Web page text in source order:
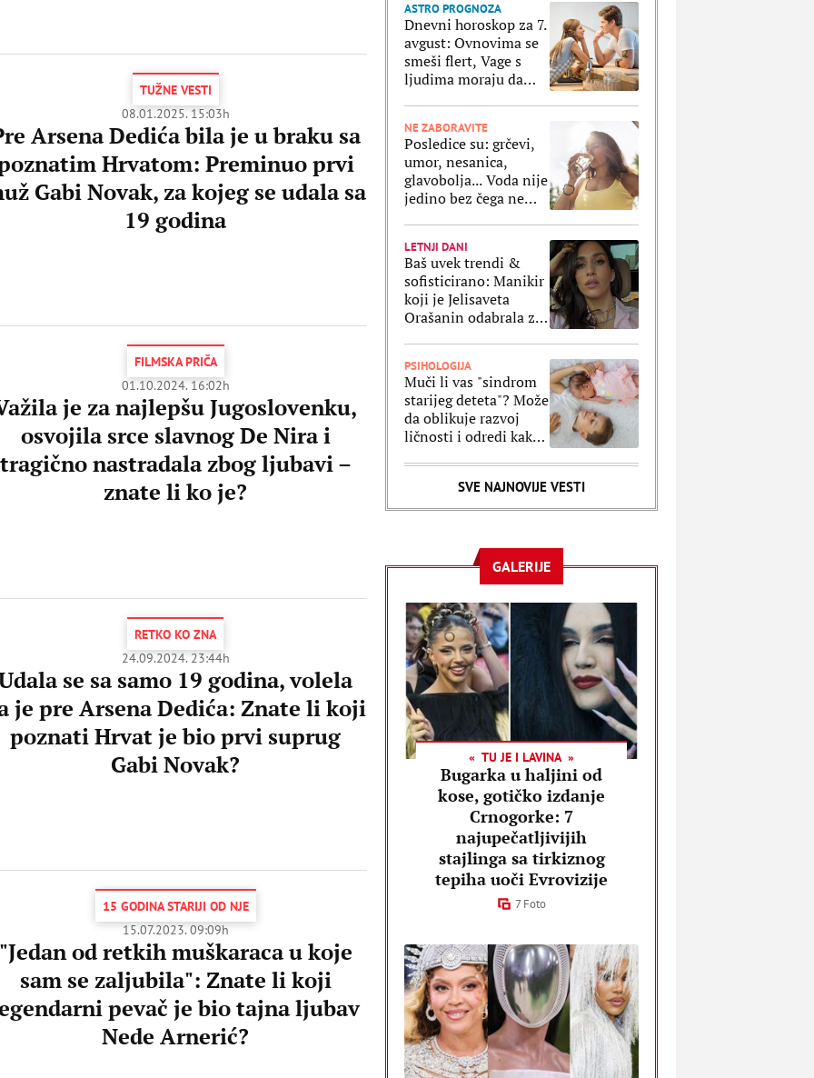
TUŽNE VESTI
08.01.2025. 15:03h
Arsena Dedića bila je u braku sa
Hrvatom: Preminuo prvi
Gabi Novak, za kojeg se udala sa
19 godina
FILMSKA PRIČA
01.10.2024. 16:02h
je za najlepšu Jugoslovenku,
osvojila srce slavnog De Nira i
tragično nastradala zbog ljubavi –
znate li ko je?
RETKO KO ZNA
24.09.2024. 23:44h
se sa samo 19 godina, volela
je pre Arsena Dedića: Znate li koji
poznati Hrvat je bio prvi suprug
Gabi Novak?
15 GODINA STARIJI OD NJE
15.07.2023. 09:09h
od retkih muškaraca u koje
sam se zaljubila": Znate li koji
pevač je bio tajna ljubav
Nede Arnerić?
bajkovito slavlje
ASTRO PROGNOZA
Dnevni horoskop za 7.
avgust: Ovnovima se
smeši flert, Vage s
ljudima moraju da
NE ZABORAVITE
Posledice su: grčevi,
umor, nesanica,
glavobolja... Voda nije
jedino bez čega ne
LETNJI DANI
Baš uvek trendi &
sofisticirano: Manikir
koji je Jelisaveta
Orašanin odabrala za
PSIHOLOGIJA
Muči li vas "sindrom
starijeg deteta"? Može
da oblikuje razvoj
ličnosti i odredi kako
odrasli
SVE NAJNOVIJE VESTI
GALERIJE
TU JE I LAVINA
Bugarka u haljini od
kose, gotičko izdanje
Crnogorke: 7
najupečatljivijih
stajlinga sa tirkiznog
tepiha uoči Evrovizije
7 Foto